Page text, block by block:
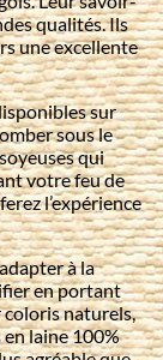
qualités. Ils
une excellente
sur
sous le
qui
votre feu de
l’expérience
à la
en portant
coloris naturels,
laine 100%